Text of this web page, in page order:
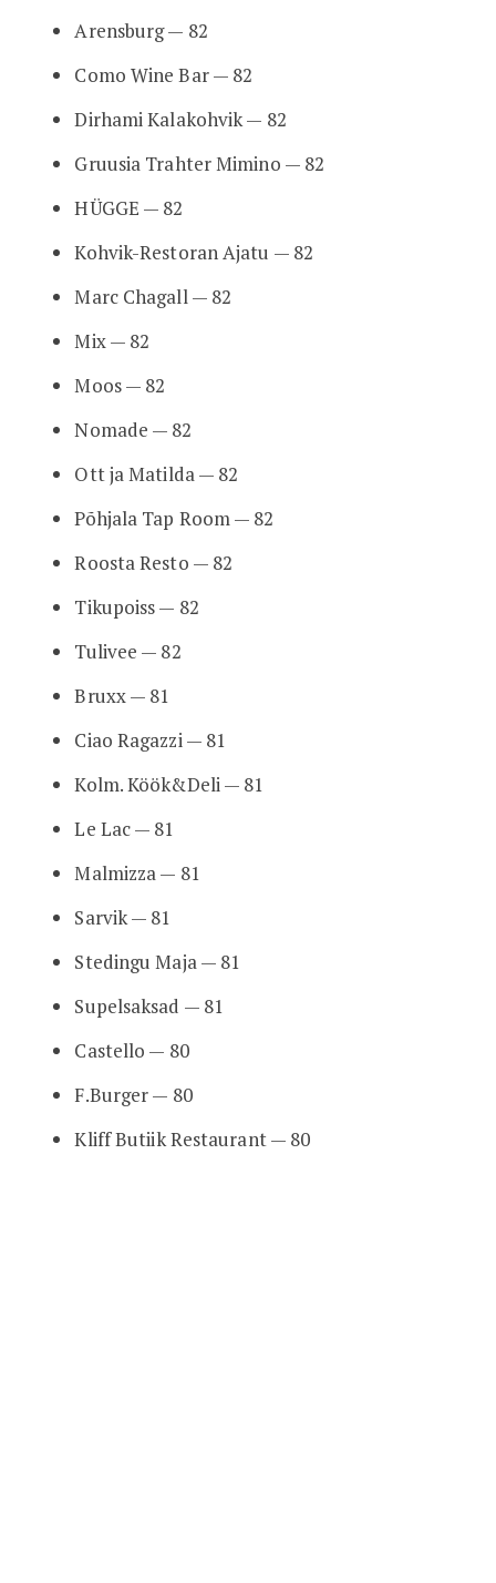
Arensburg — 82
Como Wine Bar — 82
Dirhami Kalakohvik — 82
Gruusia Trahter Mimino — 82
HÜGGE — 82
Kohvik-Restoran Ajatu — 82
Marc Chagall — 82
Mix — 82
Moos — 82
Nomade — 82
Ott ja Matilda — 82
Põhjala Tap Room — 82
Roosta Resto — 82
Tikupoiss — 82
Tulivee — 82
Bruxx — 81
Ciao Ragazzi — 81
Kolm. Köök&Deli — 81
Le Lac — 81
Malmizza — 81
Sarvik — 81
Stedingu Maja — 81
Supelsaksad — 81
Castello — 80
F.Burger — 80
Kliff Butiik Restaurant — 80